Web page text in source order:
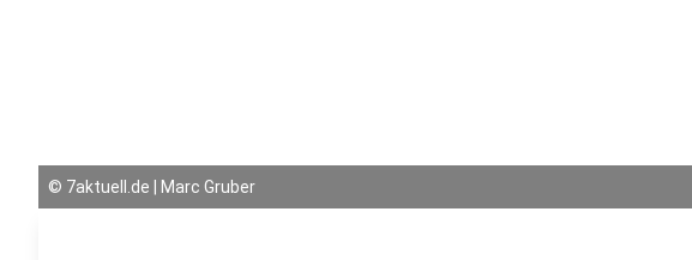
© 7aktuell.de | Marc Gruber